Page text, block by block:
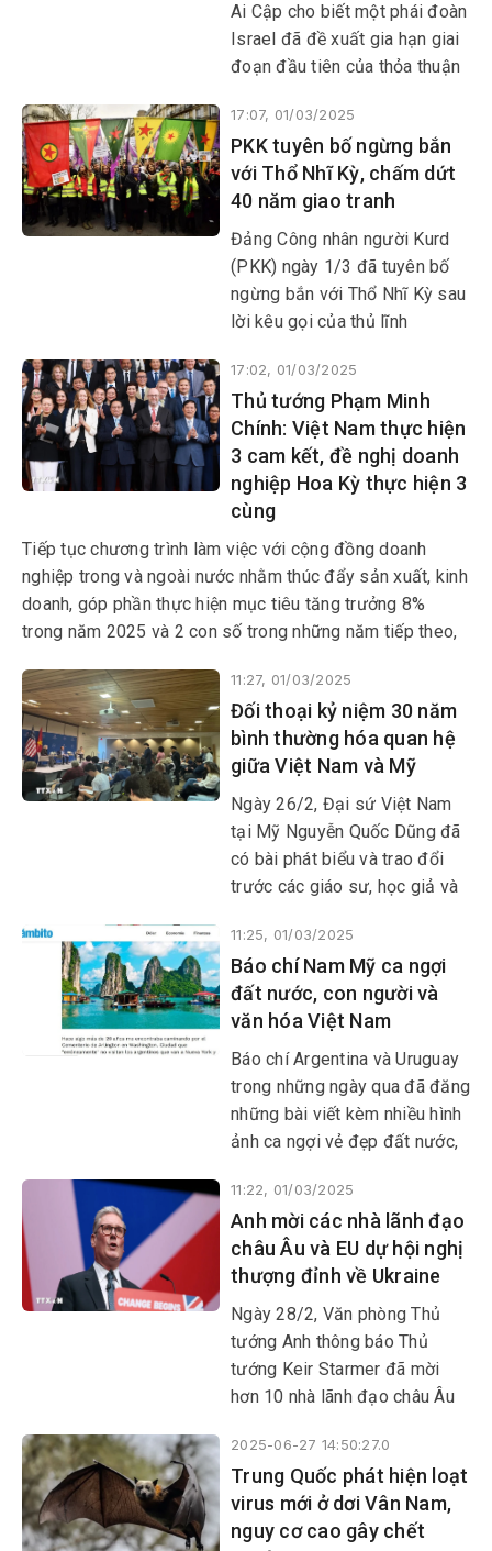
Ai Cập cho biết một phái đoàn
Israel đã đề xuất gia hạn giai
đoạn đầu tiên của thỏa thuận
42 ngày.
17:07, 01/03/2025
PKK tuyên bố ngừng bắn
với Thổ Nhĩ Kỳ, chấm dứt
40 năm giao tranh
Đảng Công nhân người Kurd
(PKK) ngày 1/3 đã tuyên bố
ngừng bắn với Thổ Nhĩ Kỳ sau
lời kêu gọi của thủ lĩnh
đang bị Ankara giam giữ - về
việc giải tán nhóm và hạ vũ
khí.
17:02, 01/03/2025
Thủ tướng Phạm Minh
Chính: Việt Nam thực hiện
3 cam kết, đề nghị doanh
nghiệp Hoa Kỳ thực hiện 3
cùng
Tiếp tục chương trình làm việc với cộng đồng doanh
nghiệp trong và ngoài nước nhằm thúc đẩy sản xuất, kinh
doanh, góp phần thực hiện mục tiêu tăng trưởng 8%
trong năm 2025 và 2 con số trong những năm tiếp theo,
Phạm Minh Chính chủ trì tọa đàm với các doanh nghiệp
Hoa Kỳ nhằm đánh giá tình hình, nhận diện thách thức và
cơ hội hợp tác, đầu tư để doanh nghiệp Hoa Kỳ cùng Việt
Nam phát triển nhanh và bền vững.
11:27, 01/03/2025
Đối thoại kỷ niệm 30 năm
bình thường hóa quan hệ
giữa Việt Nam và Mỹ
Ngày 26/2, Đại sứ Việt Nam
tại Mỹ Nguyễn Quốc Dũng đã
có bài phát biểu và trao đổi
trước các giáo sư, học giả và
(American University) nhân kỷ
niệm 30 năm bình thường hóa
quan hệ hai nước.
11:25, 01/03/2025
Báo chí Nam Mỹ ca ngợi
đất nước, con người và
văn hóa Việt Nam
Báo chí Argentina và Uruguay
trong những ngày qua đã đăng
những bài viết kèm nhiều hình
ảnh ca ngợi vẻ đẹp đất nước,
Nam.
11:22, 01/03/2025
Anh mời các nhà lãnh đạo
châu Âu và EU dự hội nghị
thượng đỉnh về Ukraine
Ngày 28/2, Văn phòng Thủ
tướng Anh thông báo Thủ
tướng Keir Starmer đã mời
hơn 10 nhà lãnh đạo châu Âu
tham dự hội nghị thượng đỉnh
vào ngày 2/3 bàn về vấn đề
Ukraine và an ninh khu vực.
2025-06-27 14:50:27.0
Trung Quốc phát hiện loạt
virus mới ở dơi Vân Nam,
nguy cơ cao gây chết